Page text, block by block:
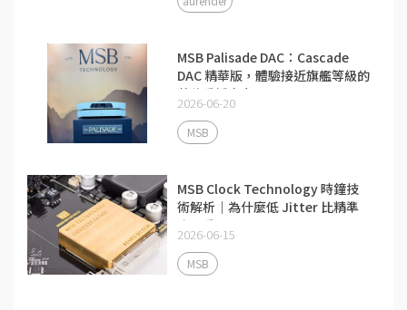
MSB Palisade DAC：Cascade
DAC 精華版，體驗接近旗艦等級的
數位重播實力
2026-06-20
MSB
MSB Clock Technology 時鐘技
術解析｜為什麼低 Jitter 比精準
度更重要
2026-06-15
MSB